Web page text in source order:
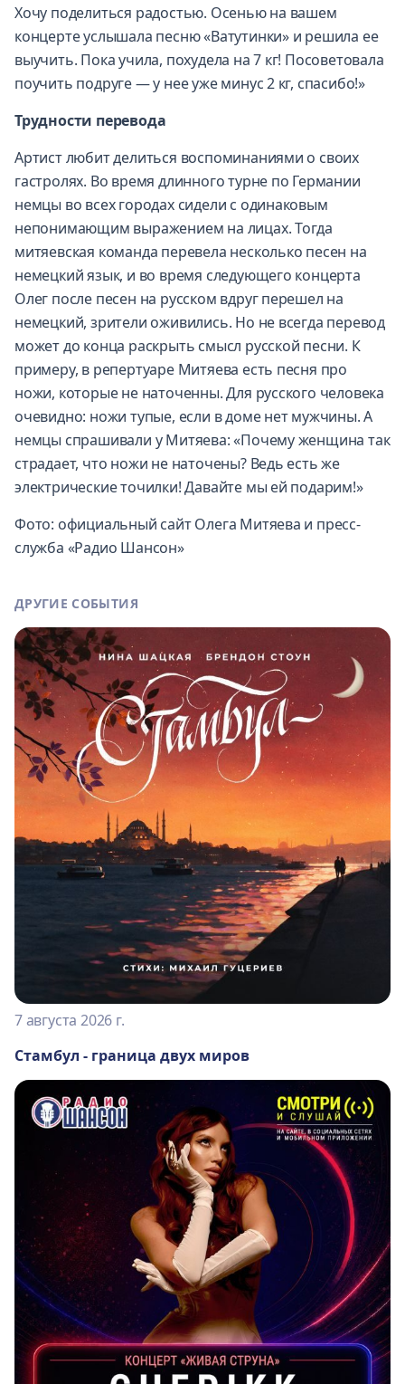
Хочу поделиться радостью. Осенью на вашем
концерте услышала песню «Ватутинки» и решила ее
выучить. Пока учила, похудела на 7 кг! Посоветовала
поучить подруге — у нее уже минус 2 кг, спасибо!»
Трудности перевода
Артист любит делиться воспоминаниями о своих
гастролях. Во время длинного турне по Германии
немцы во всех городах сидели с одинаковым
непонимающим выражением на лицах. Тогда
митяевская команда перевела несколько песен на
немецкий язык, и во время следующего концерта
Олег после песен на русском вдруг перешел на
немецкий, зрители оживились. Но не всегда перевод
может до конца раскрыть смысл русской песни. К
примеру, в репертуаре Митяева есть песня про
ножи, которые не наточенны. Для русского человека
очевидно: ножи тупые, если в доме нет мужчины. А
немцы спрашивали у Митяева: «Почему женщина так
страдает, что ножи не наточены? Ведь есть же
электрические точилки! Давайте мы ей подарим!»
Фото: официальный сайт Олега Митяева и пресс-
служба «Радио Шансон»
ДРУГИЕ СОБЫТИЯ
7 августа 2026 г.
Стамбул - граница двух миров